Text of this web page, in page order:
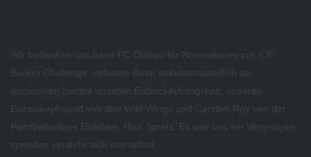
Wir bedanken uns beim FC Dölbau für Nominierung zur ICE
Bucket Challenge, nehmen diese selbstverständlich an,
nominieren hiermit unseren Eishockeyfotograph, unseren
Eishockeyfreund von den Wild Wings und Carsten Roy von der
Paintballanlage Eisleben, Hart Sports. Es war uns ein Vergnügen,
spenden versteht sich von selbst